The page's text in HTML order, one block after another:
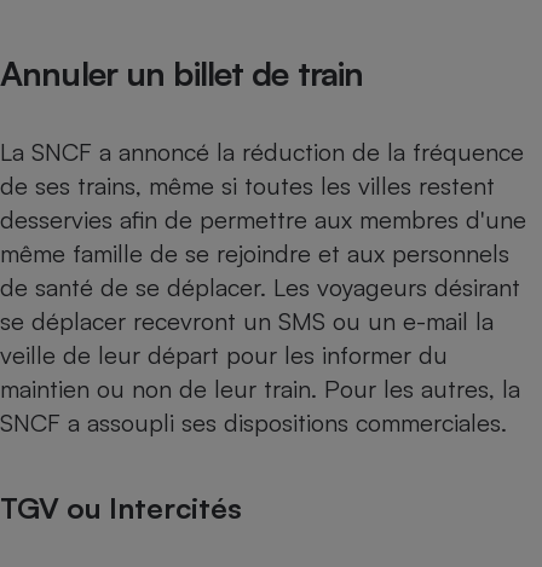
Annuler un billet de train
La SNCF a annoncé la réduction de la fréquence
de ses trains, même si toutes les villes restent
desservies afin de permettre aux membres d'une
même famille de se rejoindre et aux personnels
de santé de se déplacer. Les voyageurs désirant
se déplacer recevront un SMS ou un e-mail la
veille de leur départ pour les informer du
maintien ou non de leur train. Pour les autres, la
SNCF a assoupli ses dispositions commerciales.
TGV ou Intercités
bouteille
Banque
Lave-linge
Matelas
Radiateur électrique
Antimoustique